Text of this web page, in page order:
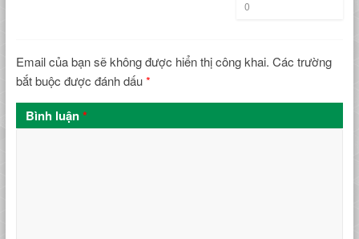
0
Email của bạn sẽ không được hiển thị công khai. Các trường
bắt buộc được đánh dấu*
Bình luận*